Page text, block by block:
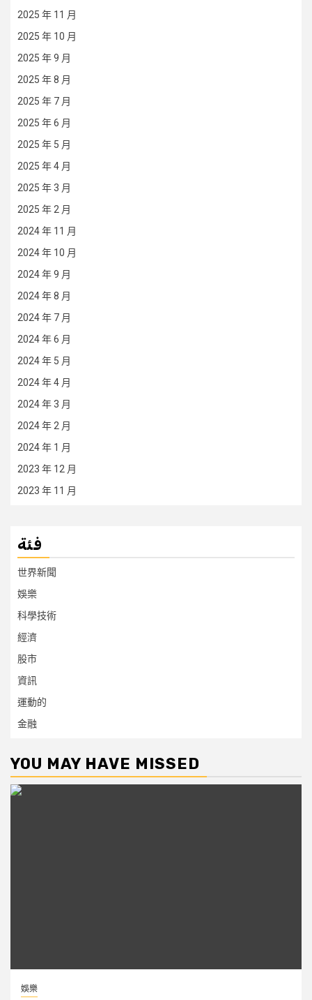
2025 年 11 月
2025 年 10 月
2025 年 9 月
2025 年 8 月
2025 年 7 月
2025 年 6 月
2025 年 5 月
2025 年 4 月
2025 年 3 月
2025 年 2 月
2024 年 11 月
2024 年 10 月
2024 年 9 月
2024 年 8 月
2024 年 7 月
2024 年 6 月
2024 年 5 月
2024 年 4 月
2024 年 3 月
2024 年 2 月
2024 年 1 月
2023 年 12 月
2023 年 11 月
فئة
世界新聞
娛樂
科學技術
經濟
股市
資訊
運動的
金融
YOU MAY HAVE MISSED
娛樂